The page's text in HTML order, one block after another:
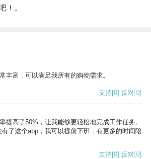
。
丰富，可以满足我所有的购物需求。
支持[0] 反对[0]
提高了50%，让我能够更轻松地完成工作任务。
了这个app，我可以提前下班，有更多的时间陪
支持[0] 反对[0]